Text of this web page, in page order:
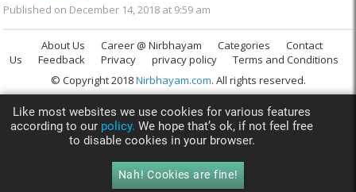
Published on December 14, 2018 at 9:59 am
About Us Career @ Nirbhayam Categories
Contact
Us
Feedback Privacy privacy policy
Terms and Conditions
© Copyright 2018Nirbhayam.com. All rights reserved.
Like most websites we use cookies for various features
according to our policy. We hope that’s ok, if not feel free
to disable cookies in your browser.
Nah! Cookies are fine!